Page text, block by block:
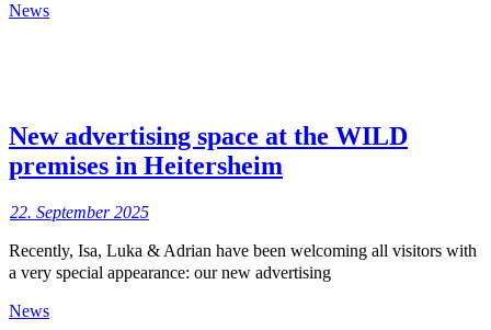
News
New advertising space at the WILD
premises in Heitersheim
22. September 2025
Recently, Isa, Luka & Adrian have been welcoming all visitors with
a very special appearance: our new advertising
News